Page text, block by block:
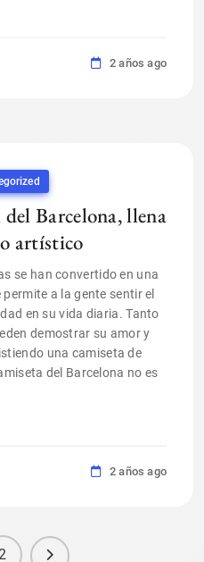
2 años ago
Barcelona, llena
artístico
se han convertido en una
a la gente sentir el
en su vida diaria. Tanto
demostrar su amor y
una camiseta de
del Barcelona no es
2 años ago